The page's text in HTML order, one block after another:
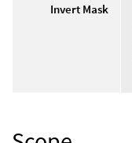
Invert Mask